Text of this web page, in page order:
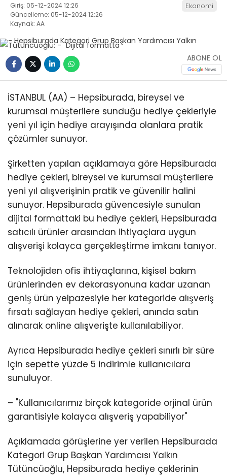
Giriş: 05-12-2024 12:26
Güncelleme: 05-12-2024 12:26
Kaynak: AA
Ekonomi
ABONE OL
İSTANBUL (AA) – Hepsiburada, bireysel ve
kurumsal müşterilere sunduğu hediye çekleriyle
yeni yıl için hediye arayışında olanlara pratik
çözümler sunuyor.
Şirketten yapılan açıklamaya göre Hepsiburada
hediye çekleri, bireysel ve kurumsal müşterilere
yeni yıl alışverişinin pratik ve güvenilir halini
sunuyor. Hepsiburada güvencesiyle sunulan
dijital formattaki bu hediye çekleri, Hepsiburada
satıcılı ürünler arasından ihtiyaçlara uygun
alışverişi kolayca gerçekleştirme imkanı tanıyor.
Teknolojiden ofis ihtiyaçlarına, kişisel bakım
ürünlerinden ev dekorasyonuna kadar uzanan
geniş ürün yelpazesiyle her kategoride alışveriş
fırsatı sağlayan hediye çekleri, anında satın
alınarak online alışverişte kullanılabiliyor.
Ayrıca Hepsiburada hediye çekleri sınırlı bir süre
için sepette yüzde 5 indirimle kullanıcılara
sunuluyor.
– "Kullanıcılarımız birçok kategoride orjinal ürün
garantisiyle kolayca alışveriş yapabiliyor"
Açıklamada görüşlerine yer verilen Hepsiburada
Kategori Grup Başkan Yardımcısı Yalkın
Tütüncüoğlu, Hepsiburada hediye çeklerinin